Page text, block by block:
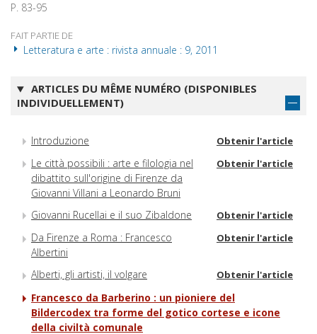
P. 83-95
FAIT PARTIE DE
Letteratura e arte : rivista annuale : 9, 2011
ARTICLES DU MÊME NUMÉRO (DISPONIBLES
INDIVIDUELLEMENT)
Introduzione Obtenir l'article
Le città possibili : arte e filologia nel
dibattito sull'origine di Firenze da
Giovanni Villani a Leonardo Bruni
Obtenir l'article
Giovanni Rucellai e il suo Zibaldone Obtenir l'article
Da Firenze a Roma : Francesco
Albertini
Obtenir l'article
Alberti, gli artisti, il volgare Obtenir l'article
Francesco da Barberino : un pioniere del
Bildercodex tra forme del gotico cortese e icone
della civiltà comunale